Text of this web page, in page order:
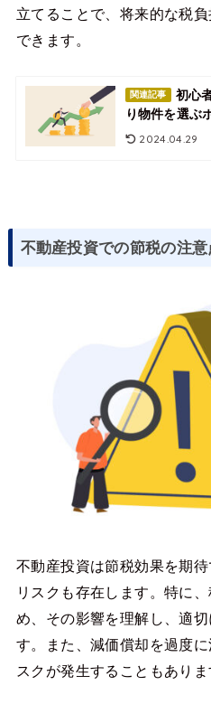
立てることで、将来的な税
できます。
関連記事
初心
り物件を選ぶ
2024.04.29
不動産投資での節税の注意
不動産投資は節税効果を期
リスクも存在します。特に
め、その影響を理解し、適
す。また、減価償却を過度
スクが発生することもありま